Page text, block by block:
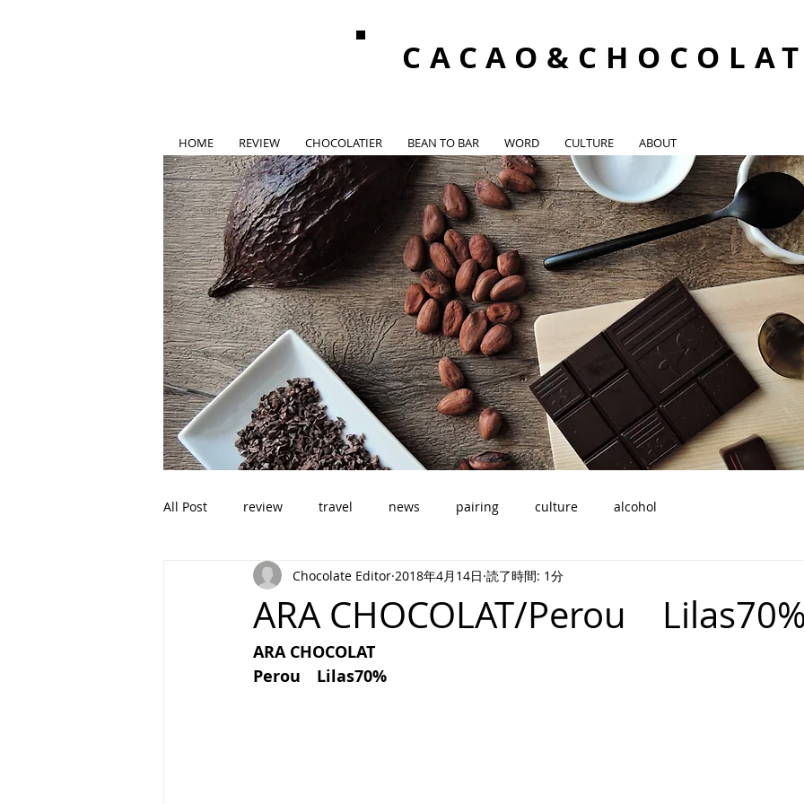
HOME REVIEW CHOCOLATIER BEAN TO BAR WORD CULTURE ABOUT
All Post review travel news pairing culture alcohol
ARA CHOCOLAT/Perou
Chocolate Editor 2018年4月14日 読了時間: 1分
ARA CHOCOLAT
Perou　Lilas70%